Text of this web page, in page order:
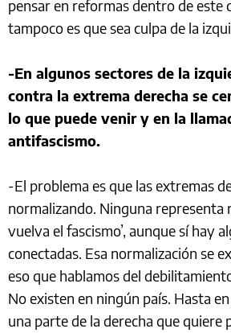
pensar en reformas dentro de este
tampoco es que sea culpa de la
-En algunos sectores de la
contra la extrema derecha se
lo que puede venir y en la
antifascismo.
-El problema es que las extremas
normalizando. Ninguna representa
vuelva el fascismo’, aunque sí hay
conectadas. Esa normalización se
eso que hablamos del
No existen en ningún país. Hasta
una parte de la derecha que quiere